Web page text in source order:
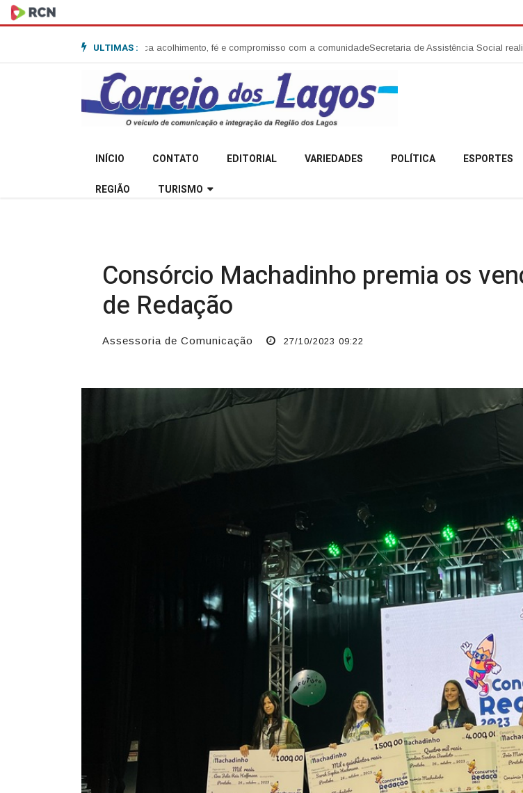
ULTIMAS :
Garibaldi e destaca acolhimento, fé e compromisso com a comunidade Secretaria de Assistência Social realiza
INÍCIO CONTATO EDITORIAL VARIEDADES POLÍTICA ESPORTES
REGIÃO TURISMO
Consórcio Machadinho premia os
de Redação
Assessoria de Comunicação 27/10/2023 09:22